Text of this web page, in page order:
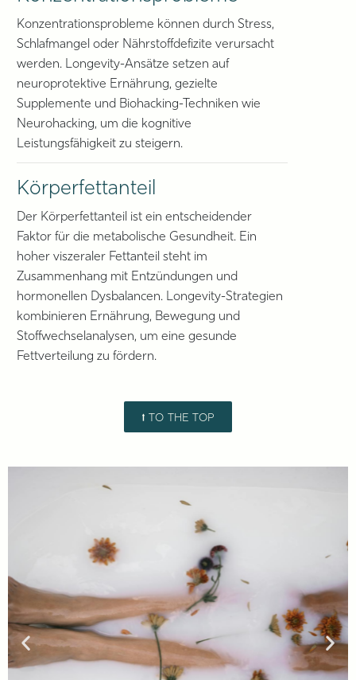
Konzentrationsprobleme können durch Stress,
Schlafmangel oder Nährstoffdefizite verursacht
werden. Longevity-Ansätze setzen auf
neuroprotektive Ernährung, gezielte
Supplemente und Biohacking-Techniken wie
Neurohacking, um die kognitive
Leistungsfähigkeit zu steigern.
Körperfettanteil
Der Körperfettanteil ist ein entscheidender
Faktor für die metabolische Gesundheit. Ein
hoher viszeraler Fettanteil steht im
Zusammenhang mit Entzündungen und
hormonellen Dysbalancen. Longevity-Strategien
kombinieren Ernährung, Bewegung und
Stoffwechselanalysen, um eine gesunde
Fettverteilung zu fördern.
⭡ TO THE TOP